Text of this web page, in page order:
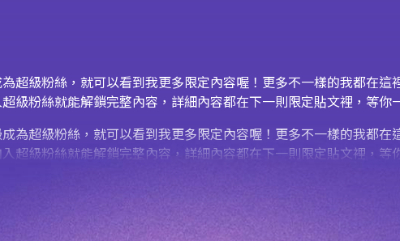
超級粉絲，就可以看到我更多限定內容喔！更多不一樣的我都在
級粉絲就能解鎖完整內容，詳細內容都在下一則限定貼文裡，等你